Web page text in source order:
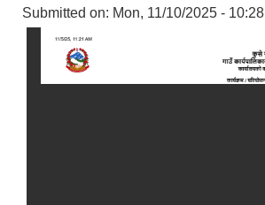
Submitted on: Mon, 11/10/2025 - 10:28